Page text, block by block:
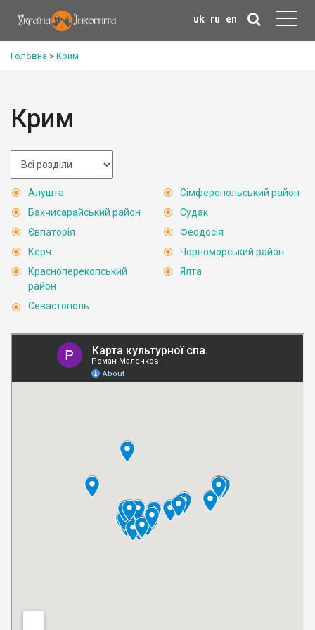
uk ru en
Головна > Крим
Крим
Алушта
Бахчисарайський район
Євпаторія
Керч
Красноперекопський
район
Севастополь
Сімферопольський район
Судак
Феодосія
Чорноморський район
Ялта